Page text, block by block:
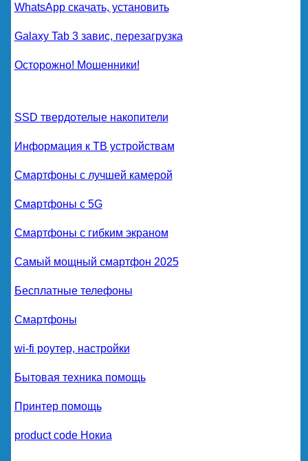
WhatsApp скачать, установить
Galaxy Tab 3 завис, перезагрузка
Осторожно! Мошенники!
SSD твердотелые накопители
Информация к ТВ устройствам
Смартфоны с лучшей камерой
Смартфоны с 5G
Смартфоны с гибким экраном
Самый мощный смартфон 2025
Бесплатные телефоны
Смартфоны
wi-fi роутер, настройки
Бытовая техника помощь
Принтер помощь
product code Нокиа